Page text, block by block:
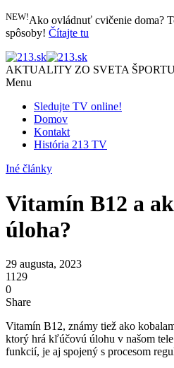
NEW!Ako ovládnuť cvičenie doma?
spôsoby! Čítajte tu
AKTUALITY ZO SVETA
Menu
Sledujte TV online!
Domov
Kontakt
História 213 TV
Iné články
Vitamín B12 a
úloha?
29 augusta, 2023
1129
0
Share
Vitamín B12, známy tiež ako
ktorý hrá kľúčovú úlohu v našom
funkcií, je aj spojený s procesom